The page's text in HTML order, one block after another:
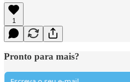
1
Pronto para mais?